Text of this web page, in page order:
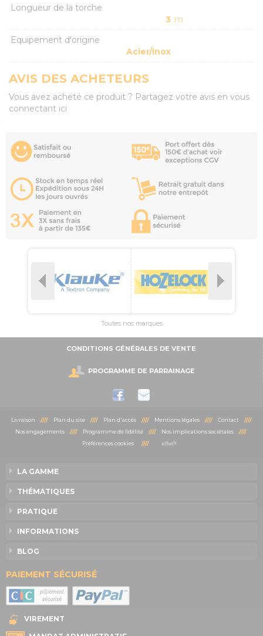
Longueur de la torche
3 m
Equipement d'origine
Acier/Inox
AVIS DES ACHETEURS
Vous avez acheté ce produit ? Partagez votre avis en vous
connectant ici
Toutes nos marques
CONDITIONS GÉNÉRALES DE VENTE
PROGRAMME DE PARRAINAGE
Livraison //// Plan du site //// Plan d'accès //// Mentions légales //// Contact ////
Nos engagements//// Programme de fidélité//// Nos implications sociétales////
Préférences cookies
////
LA GAMME
THÉMATIQUES
PRATIQUE
INFORMATIONS
BLOG
PAIEMENT SÉCURISÉ
VIREMENT